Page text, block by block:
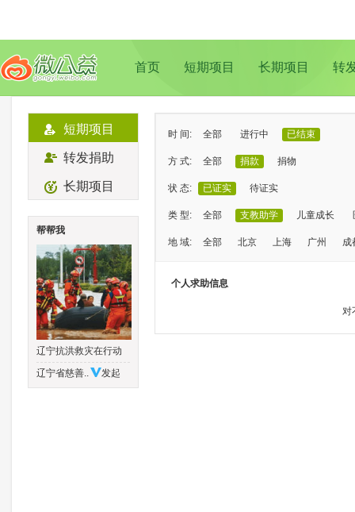
首页 短期项目 长期项目 转
短期项目
转发捐助
长期项目
帮帮我
辽宁抗洪救灾在行动
辽宁省慈善..
发起
时 间: 全部 进行中 已结束
方 式: 全部 捐款 捐物
状 态: 已证实 待证实
类 型: 全部 支教助学 儿童成长
地 域: 全部 北京 上海 广州 成
个人求助信息
对